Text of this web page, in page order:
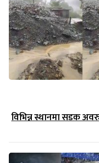
विभिन्न स्थानमा सडक